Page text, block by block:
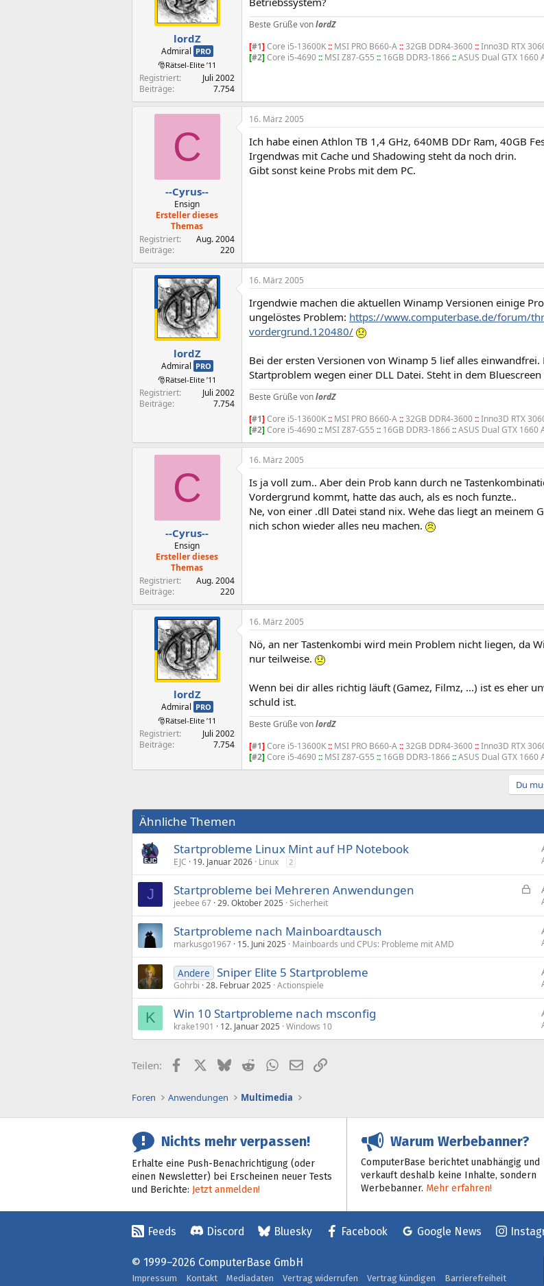
lordZ
Admiral PRO
🎅Rätsel-Elite ’11
Registriert
Juli 2002
Beiträge
7.754
Beste Grüße vonlordZ
[#1]Core i5-13600K:: MSI PRO B660-A::32GB DDR4-3600::Inno3D RTX
[#2]Core i5-4690:: MSI Z87-G55 :: 16GB DDR3-1866::ASUS Dual GTX 1660
C
--Cyrus--
Ensign
Ersteller dieses
Themas
Registriert
Aug. 2004
Beiträge
220
16. März 2005
Ich habe einen Athlon TB 1,4 GHz, 640MB DDr Ram, 40GB
Irgendwas mit Cache und Shadowing steht da noch drin.
Gibt sonst keine Probs mit dem PC.
lordZ
Admiral PRO
🎅Rätsel-Elite ’11
Registriert
Juli 2002
Beiträge
7.754
16. März 2005
Irgendwie machen die aktuellen Winamp Versionen einige
ungelöstes Problem: https://www.computerbase.de/forum/
vordergrund.120480/
Bei der ersten Versionen von Winamp 5 lief alles
Startproblem wegen einer DLL Datei. Steht in dem
Beste Grüße vonlordZ
[#1]Core i5-13600K:: MSI PRO B660-A::32GB DDR4-3600::Inno3D RTX
[#2]Core i5-4690:: MSI Z87-G55 :: 16GB DDR3-1866::ASUS Dual GTX 1660
C
--Cyrus--
Ensign
Ersteller dieses
Themas
Registriert
Aug. 2004
Beiträge
220
16. März 2005
Is ja voll zum.. Aber dein Prob kann durch ne
Vordergrund kommt, hatte das auch, als es noch funzte..
Ne, von einer .dll Datei stand nix. Wehe das liegt an meinem
nich schon wieder alles neu machen.
lordZ
Admiral PRO
🎅Rätsel-Elite ’11
Registriert
Juli 2002
Beiträge
7.754
16. März 2005
Nö, an ner Tastenkombi wird mein Problem nicht liegen, da
nur teilweise.
Wenn bei dir alles richtig läuft (Gamez, Filmz, ...) ist es eher
schuld ist.
Beste Grüße vonlordZ
[#1]Core i5-13600K:: MSI PRO B660-A::32GB DDR4-3600::Inno3D RTX
[#2]Core i5-4690:: MSI Z87-G55 :: 16GB DDR3-1866::ASUS Dual GTX 1660
Du
Ähnliche Themen
Startprobleme Linux Mint auf HP Notebook
EJC 19. Januar 2026 Linux 2
J
G
s
r
Startprobleme bei Mehreren Anwendungen
jeebee 67 29. Oktober 2025 Sicherheit
Startprobleme nach Mainboardtausch
markusgo1967 15. Juni 2025 Mainboards und CPUs: Probleme mit AMD
Andere Sniper Elite 5 Startprobleme
Gohrbi 28. Februar 2025 Actionspiele
K Win 10 Startprobleme nach msconfig
krake1901 12. Januar 2025 Windows 10
Teilen: FacebookX (Twitter)
BlueskyRedditWhatsApp
E-MailLink
Foren Anwendungen Multimedia
Nichts mehr verpassen!
Erhalte eine Push-Benachrichtigung (oder
einen Newsletter) bei Erscheinen neuer Tests
und Berichte: Jetzt anmelden!
Warum Werbebanner?
ComputerBase berichtet unabhängig und
verkauft deshalb keine Inhalte, sondern
Werbebanner. Mehr erfahren!
Feeds Discord Bluesky Facebook Google News
© 1999–2026 ComputerBase GmbH
Impressum Kontakt Mediadaten Vertrag widerrufen Vertrag kündigen Barrierefreiheit